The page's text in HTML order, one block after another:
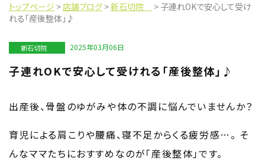
トップページ >店舗ブログ>新石切院 > 子連れOKで安心して受け
れる「産後整体」♪
2025年03月06日
新石切院
子連れOKで安心して受けれる「産後整体」♪
出産後、骨盤のゆがみや体の不調に悩んでいませんか？
育児による肩こりや腰痛、寝不足からくる疲労感…。 そ
んなママたちにおすすめなのが「産後整体」です。